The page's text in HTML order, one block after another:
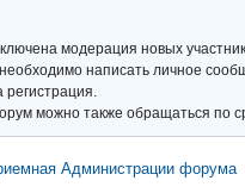
модерация новых
написать личное
регистрация.
можно также обращаться по
Администрации форума